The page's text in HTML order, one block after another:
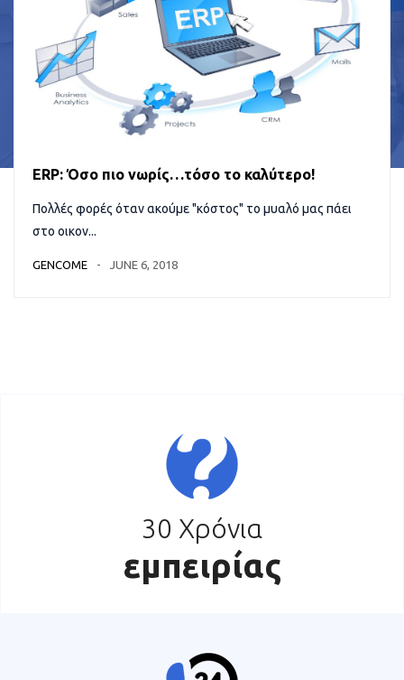
ERP: Όσο πιο νωρίς…τόσο το καλύτερο!
Πολλές φορές όταν ακούμε "κόστος" το μυαλό μας πάει
στο οικον...
GENCOME JUNE 6, 2018
30 Χρόνια
εμπειρίας